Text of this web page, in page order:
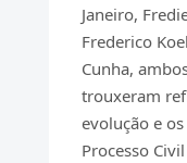
Janeiro,
Frederico
Cunha,
trouxeram
evolução e
Processo